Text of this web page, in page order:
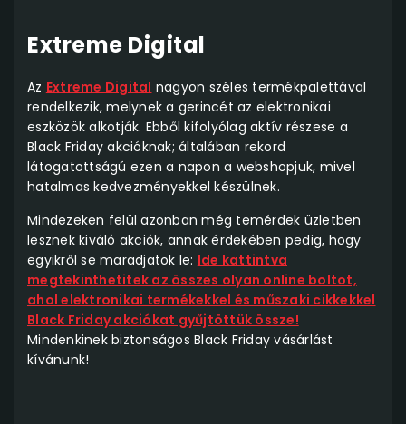
Extreme Digital
Az Extreme Digital nagyon széles termékpalettával
rendelkezik, melynek a gerincét az elektronikai
eszközök alkotják. Ebből kifolyólag aktív részese a
Black Friday akcióknak; általában rekord
látogatottságú ezen a napon a webshopjuk, mivel
hatalmas kedvezményekkel készülnek.
Mindezeken felül azonban még temérdek üzletben
lesznek kiváló akciók, annak érdekében pedig, hogy
egyikről se maradjatok le: Ide kattintva
megtekinthetitek az összes olyan online boltot,
ahol elektronikai termékekkel és műszaki cikkekkel
Black Friday akciókat gyűjtöttük össze!
Mindenkinek biztonságos Black Friday vásárlást
kívánunk!